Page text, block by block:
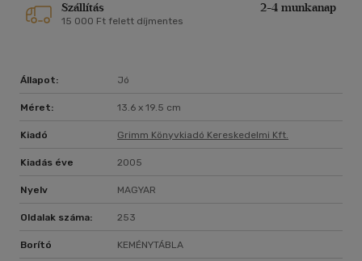
Szállítás 2-4 munkanap
15 000 Ft felett díjmentes
Állapot: Jó
Méret: 13.6 x 19.5 cm
Kiadó Grimm Könyvkiadó Kereskedelmi Kft.
Kiadás éve 2005
Nyelv MAGYAR
Oldalak száma: 253
Borító KEMÉNYTÁBLA